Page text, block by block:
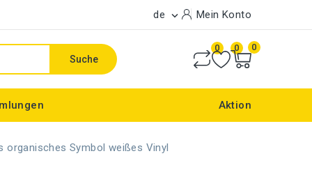
de  Mein Konto
Suche
0 0 0
Aktion
organisches Symbol weißes Vinyl